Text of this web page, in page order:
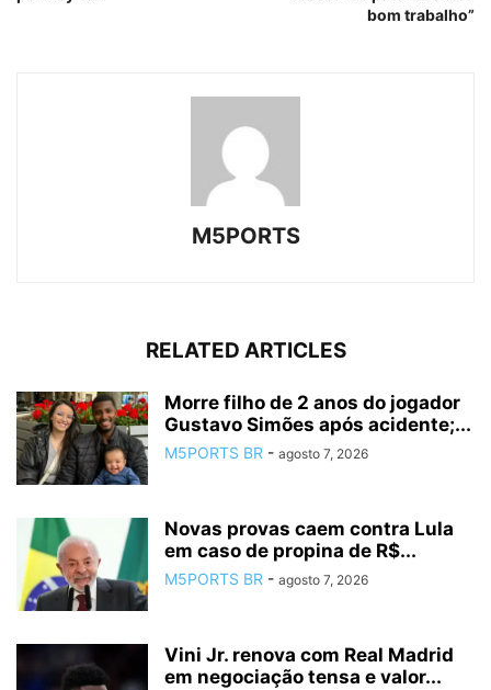
bom trabalho”
M5PORTS
RELATED ARTICLES
Morre filho de 2 anos do jogador
Gustavo Simões após acidente;...
M5PORTS BR - agosto 7, 2026
Novas provas caem contra Lula
em caso de propina de R$...
M5PORTS BR - agosto 7, 2026
Vini Jr. renova com Real Madrid
em negociação tensa e valor...